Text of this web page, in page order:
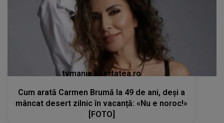
tvmania.libertatea.ro
Cum arată Carmen Brumă la 49 de ani, deși a
mâncat desert zilnic în vacanță: «Nu e noroc!»
[FOTO]